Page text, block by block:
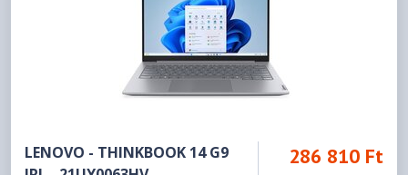
LENOVO - THINKBOOK 14 G9
286 810 Ft